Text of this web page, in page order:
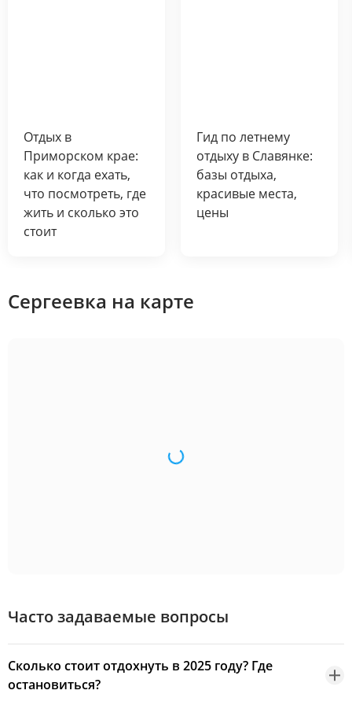
Отдых в
Приморском крае:
как и когда ехать,
что посмотреть, где
жить и сколько это
стоит
Гид по летнему
отдыху в Славянке:
базы отдыха,
красивые места,
цены
Сергеевка на карте
Часто задаваемые вопросы
Сколько стоит отдохнуть в 2025 году? Где
остановиться?